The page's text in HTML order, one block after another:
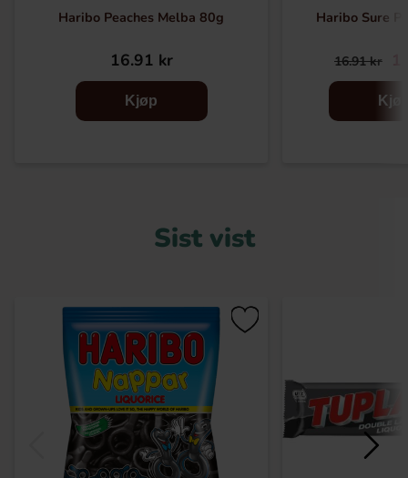
Haribo Peaches Melba 80g
16.91 kr
Kjøp
Haribo Sure
16.91 kr
Sist vist